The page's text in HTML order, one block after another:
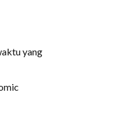
yang